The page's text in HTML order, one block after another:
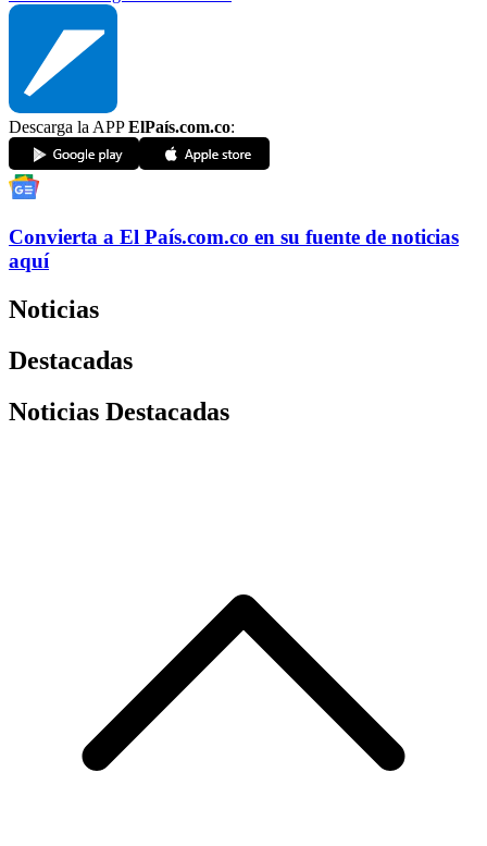
Descarga la APPElPaís.com.co:
Convierta a El País.com.co en su fuente de noticias
aquí
Noticias
Destacadas
Noticias Destacadas